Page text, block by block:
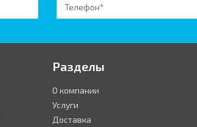
Разделы
О компании
Услуги
Доставка